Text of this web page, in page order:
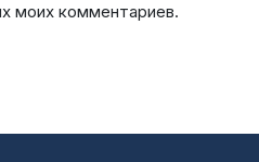
моих комментариев.